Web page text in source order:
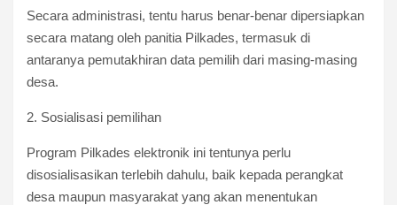
Secara administrasi, tentu harus benar-benar dipersiapkan
secara matang oleh panitia Pilkades, termasuk di
antaranya pemutakhiran data pemilih dari masing-masing
desa.
2. Sosialisasi pemilihan
Program Pilkades elektronik ini tentunya perlu
disosialisasikan terlebih dahulu, baik kepada perangkat
desa maupun masyarakat yang akan menentukan